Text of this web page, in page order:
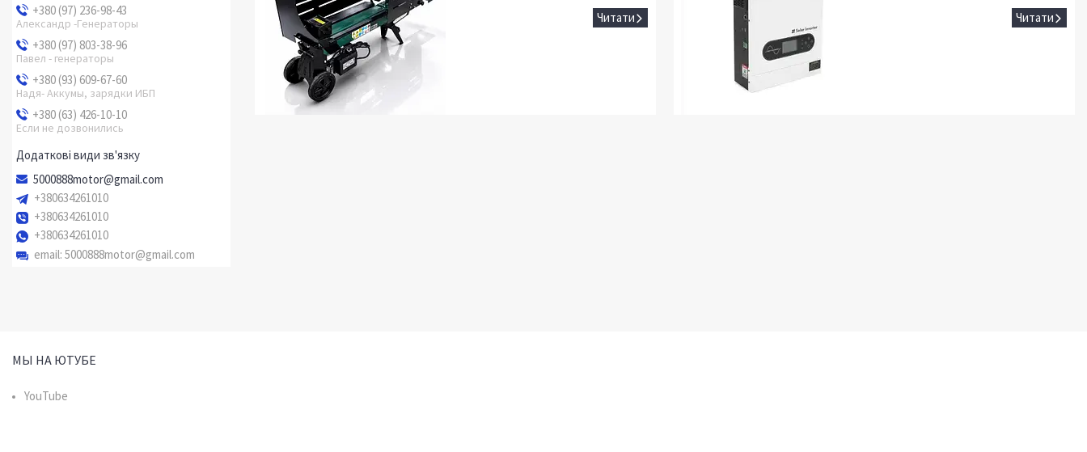
+380 (97) 236-98-43
Александр -Генераторы
+380 (97) 803-38-96
Павел - генераторы
+380 (93) 609-67-60
Надя- Аккумы, зарядки ИБП
+380 (63) 426-10-10
Если не дозвонились
5000888motor@gmail.com
+380634261010
+380634261010
+380634261010
email 5000888motor@gmail.com
МЫ НА ЮТУБЕ
YouTube